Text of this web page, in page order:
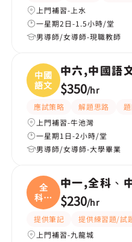
上門補習-上水
一星期2日-1.5小時/堂
男導師/女導師-現職教師
中國
語文
中六,中國語
$350/hr
應試策略 解題思路
上門補習-牛池灣
一星期1日-2小時/堂
男導師/女導師-大學畢業
全
科、
中國
中一,全科、
$230/hr
提供筆記 提供練習題/試
上門補習-九龍城